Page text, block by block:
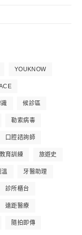
YOUKNOW
候診區
勒索病毒
口腔諮詢師
教育訓練 旅遊史
牙醫助理
診所櫃台
遠距醫療
隨拍即傳